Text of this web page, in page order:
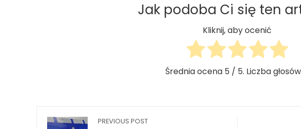
Jak podoba Ci się ten
Kliknij, aby ocenić
Średnia ocena 5 / 5. Liczba
PREVIOUS POST